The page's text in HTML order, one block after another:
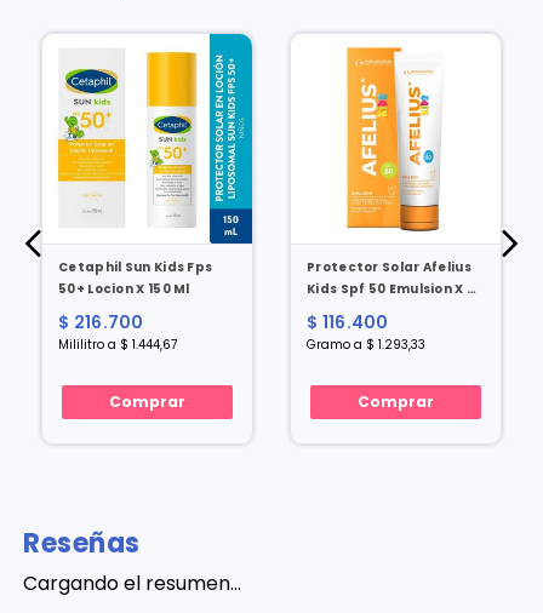
Cetaphil Sun Kids Fps
50+ Locion X 150 Ml
$ 216.700
Mililitro a $ 1.444,67
Comprar
Protector Solar Afelius
Kids Spf 50 Emulsion X 90
Gr
$ 116.400
Gramo a $ 1.293,33
Comprar
Reseñas
Cargando el resumen…